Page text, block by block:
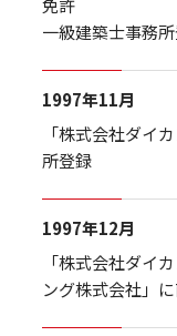
一級建築士事務
1997年11月
「株式会社ダイ
所登録
1997年12月
「株式会社ダイ
ング株式会社」